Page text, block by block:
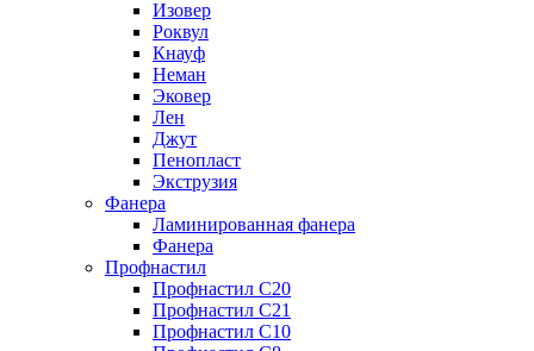
Изовер
Роквул
Кнауф
Неман
Эковер
Лен
Джут
Пенопласт
Экструзия
Фанера
Ламинированная фанера
Фанера
Профнастил
Профнастил С20
Профнастил С21
Профнастил С10